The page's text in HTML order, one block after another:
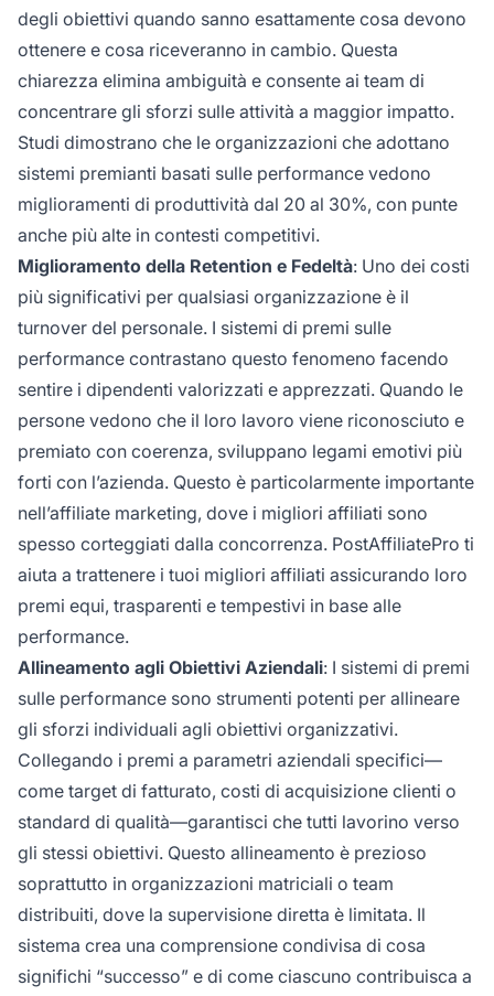
degli obiettivi quando sanno esattamente cosa devono
ottenere e cosa riceveranno in cambio. Questa
chiarezza elimina ambiguità e consente ai team di
concentrare gli sforzi sulle attività a maggior impatto.
Studi dimostrano che le organizzazioni che adottano
sistemi premianti basati sulle performance vedono
miglioramenti di produttività dal 20 al 30%, con punte
anche più alte in contesti competitivi.
Miglioramento della Retention e Fedeltà: Uno dei costi
più significativi per qualsiasi organizzazione è il
turnover del personale. I sistemi di premi sulle
performance contrastano questo fenomeno facendo
sentire i dipendenti valorizzati e apprezzati. Quando le
persone vedono che il loro lavoro viene riconosciuto e
premiato con coerenza, sviluppano legami emotivi più
forti con l’azienda. Questo è particolarmente importante
nell’affiliate marketing, dove i migliori affiliati sono
spesso corteggiati dalla concorrenza. PostAffiliatePro ti
aiuta a trattenere i tuoi migliori affiliati assicurando loro
premi equi, trasparenti e tempestivi in base alle
performance.
Allineamento agli Obiettivi Aziendali: I sistemi di premi
sulle performance sono strumenti potenti per allineare
gli sforzi individuali agli obiettivi organizzativi.
Collegando i premi a parametri aziendali specifici—
come target di fatturato, costi di acquisizione clienti o
standard di qualità—garantisci che tutti lavorino verso
gli stessi obiettivi. Questo allineamento è prezioso
soprattutto in organizzazioni matriciali o team
distribuiti, dove la supervisione diretta è limitata. Il
sistema crea una comprensione condivisa di cosa
significhi “successo” e di come ciascuno contribuisca a